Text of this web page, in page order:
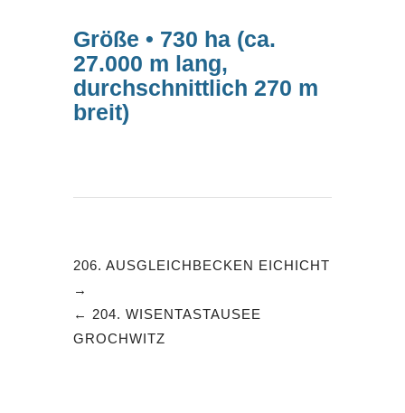
Größe • 730 ha (ca.
27.000 m lang,
durchschnittlich 270 m
breit)
206. AUSGLEICHBECKEN EICHICHT
204. WISENTASTAUSEE
GROCHWITZ